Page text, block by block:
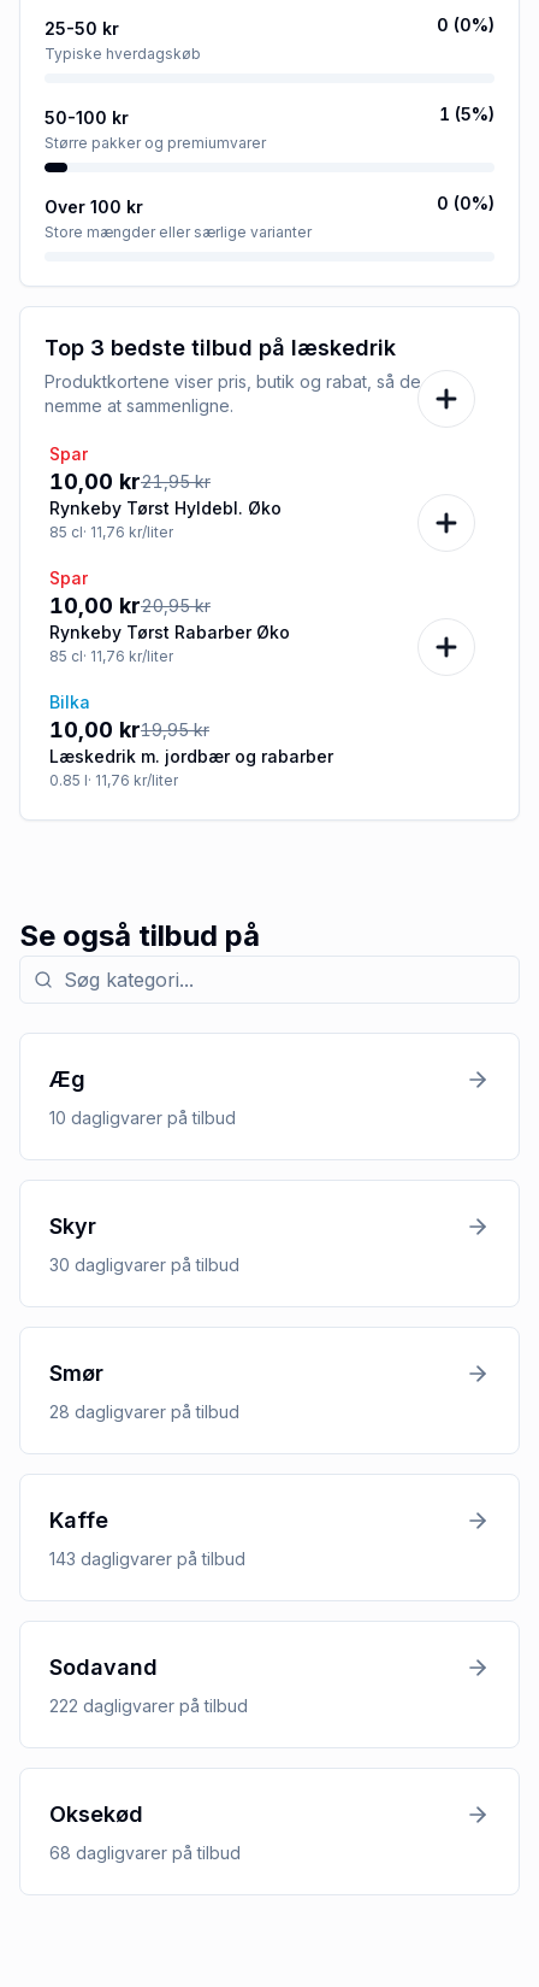
25-50 kr
Typiske hverdagskøb
0 (0%)
50-100 kr
Større pakker og premiumvarer
1 (5%)
Over 100 kr
Store mængder eller særlige varianter
0 (0%)
Top 3 bedste tilbud på læskedrik
Produktkortene viser pris, butik og rabat, så de er
nemme at sammenligne.
-54%
Spar
10,00 kr21,95 kr
Rynkeby Tørst Hyldebl. Øko
85 cl· 11,76 kr/liter
-52%
Spar
10,00 kr20,95 kr
Rynkeby Tørst Rabarber Øko
85 cl· 11,76 kr/liter
-50%
Bilka
10,00 kr19,95 kr
Læskedrik m. jordbær og rabarber
0.85 l· 11,76 kr/liter
Se også tilbud på
Søg efter kategori med tilbud
Æg
10 dagligvarer på tilbud
Skyr
30 dagligvarer på tilbud
Smør
28 dagligvarer på tilbud
Kaffe
143 dagligvarer på tilbud
Sodavand
222 dagligvarer på tilbud
Oksekød
68 dagligvarer på tilbud